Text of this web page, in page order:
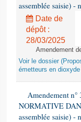
assemblée saisie) -
Date de
dépôt :
28/03/2025
Amendement
Voir le dossier
émetteurs en
Amendement
NORMATIVE
assemblée saisie) -